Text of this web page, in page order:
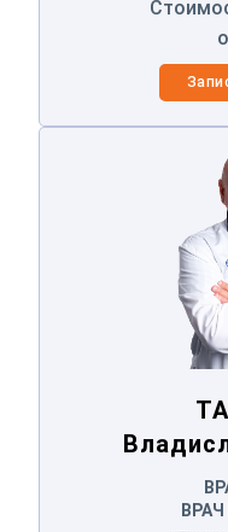
ТАТАРЕНКО
Владислав
Отправляя данные я
Оператор